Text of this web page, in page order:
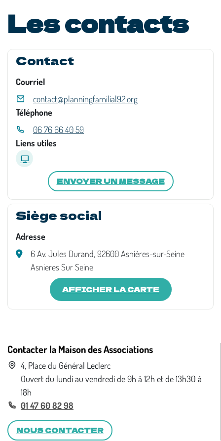
Les contacts
Contact
Courriel
contact@planningfamilial92.org
Téléphone
06 76 66 40 59
Liens utiles
ENVOYER UN MESSAGE
Siège social
Adresse
6 Av. Jules Durand, 92600 Asnières-sur-Seine
Asnieres Sur Seine
AFFICHER LA CARTE
Contacter la Maison des Associations
4, Place du Général Leclerc
Ouvert du lundi au vendredi de 9h à 12h et de 13h30 à
18h
01 47 60 82 98
NOUS CONTACTER